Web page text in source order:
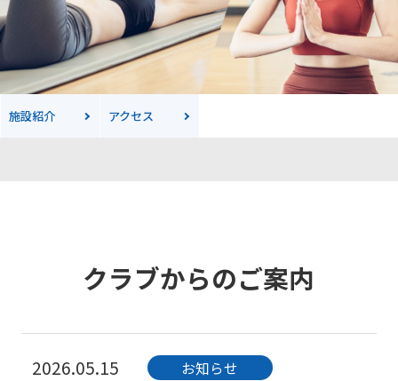
施設紹介 アクセス
クラブからのご案内
2026.05.15 お知らせ